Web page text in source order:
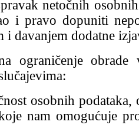
netočnih
i pravo dopuniti
i davanjem dodatne
ograničenje obrade
osobnih podataka,
nam omogućuje